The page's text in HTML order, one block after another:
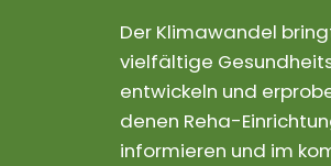
Der Klimawandel
vielfältige
entwickeln und
denen Reha-
informieren und im